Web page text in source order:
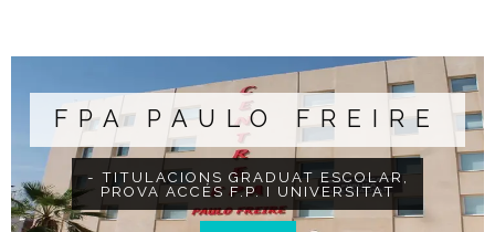
FPA PAULO FREIRE
- TITULACIONS GRADUAT ESCOLAR,
PROVA ACCÉS F.P. I UNIVERSITAT